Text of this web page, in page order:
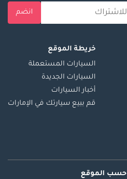
انضم
خريطة الموقع
السيارات المستعملة
السيارات الجديدة
أخبار السيارات
قم ببيع سيارتك في الإمارات
حسب الموقع